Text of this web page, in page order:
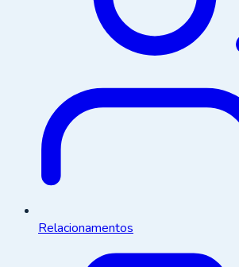
Relacionamentos